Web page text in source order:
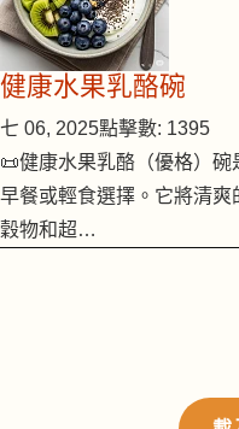
健康水果乳酪碗
七 06, 2025點擊數: 1395
📜健康水果乳酪（優格）
早餐或輕食選擇。它將清
穀物和超…